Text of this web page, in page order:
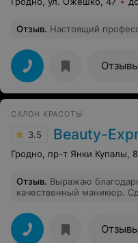
Отзыв. Настоящий
Отзывы
САЛОН КРАСОТЫ
3.5 Beauty-
Гродно, пр-т Янки Купалы,
Отзыв. Выражаю
качественный маникюр.
(меня). Результатом
Отзывы